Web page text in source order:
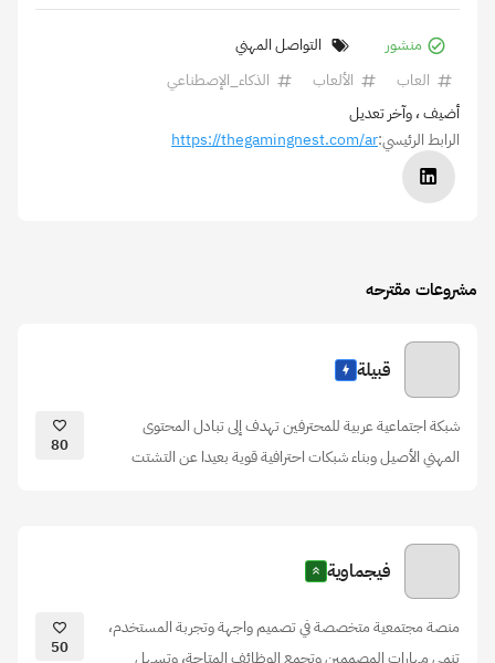
منشور
التواصل المهني
العاب
الألعاب
الذكاء_الإصطناعي
أضيف، وآخر تعديل
الرابط الرئيسي:https://thegamingnest.com/ar
مشروعات مقترحه
قبيلة
شبكة اجتماعية عربية للمحترفين تهدف إلى تبادل المحتوى
المهني الأصيل وبناء شبكات احترافية قوية بعيدا عن التشتت
80
فيجماوية
منصة مجتمعية متخصصة في تصميم واجهة وتجربة المستخدم،
تنمي مهارات المصممين وتجمع الوظائف المتاحة، وتسهل
50